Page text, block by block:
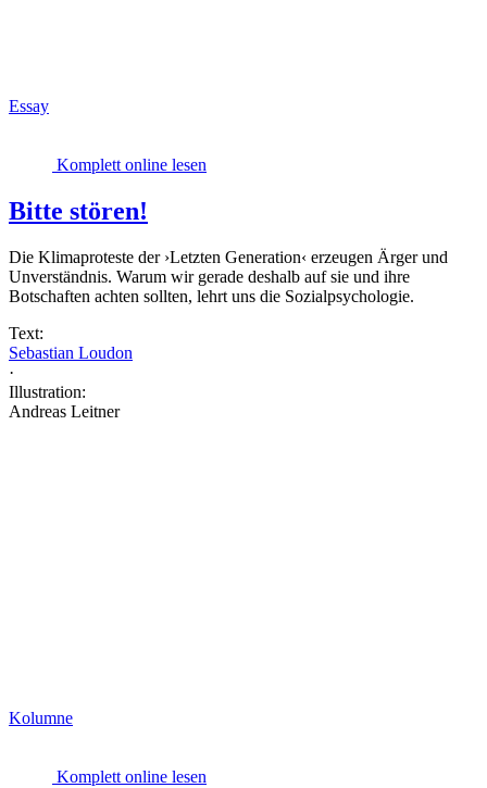
Essay
Komplett online lesen
Bitte stören!
Die Klimaproteste der ›Letzten Generation‹ erzeugen Ärger und
Unverständnis. Warum wir gerade deshalb auf sie und ihre
Botschaften achten sollten, lehrt uns die Sozialpsychologie.
Text:
Sebastian Loudon
·
Illustration:
Andreas Leitner
Kolumne
Komplett online lesen